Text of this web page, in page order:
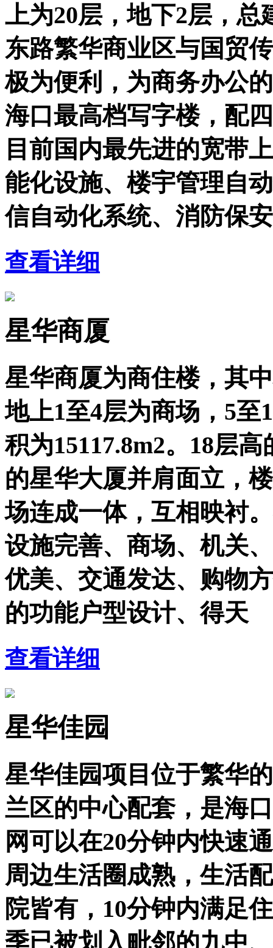
上为20层，地下2层，总
东路繁华商业区与国贸
极为便利，为商务办公
海口最高档写字楼，配
目前国内最先进的宽带
能化设施、楼宇管理自
信自动化系统、消防保
查看详细
星华商厦
星华商厦为商住楼，其
地上1至4层为商场，5
积为15117.8m2。18层
的星华大厦并肩面立，
场连成一体，互相映衬
设施完善、商场、机关
优美、交通发达、购物
的功能户型设计、得天
查看详细
星华佳园
星华佳园项目位于繁华
兰区的中心配套，是海
网可以在20分钟内快速
周边生活圈成熟，生活
院皆有，10分钟内满足
季已被划入毗邻的九中